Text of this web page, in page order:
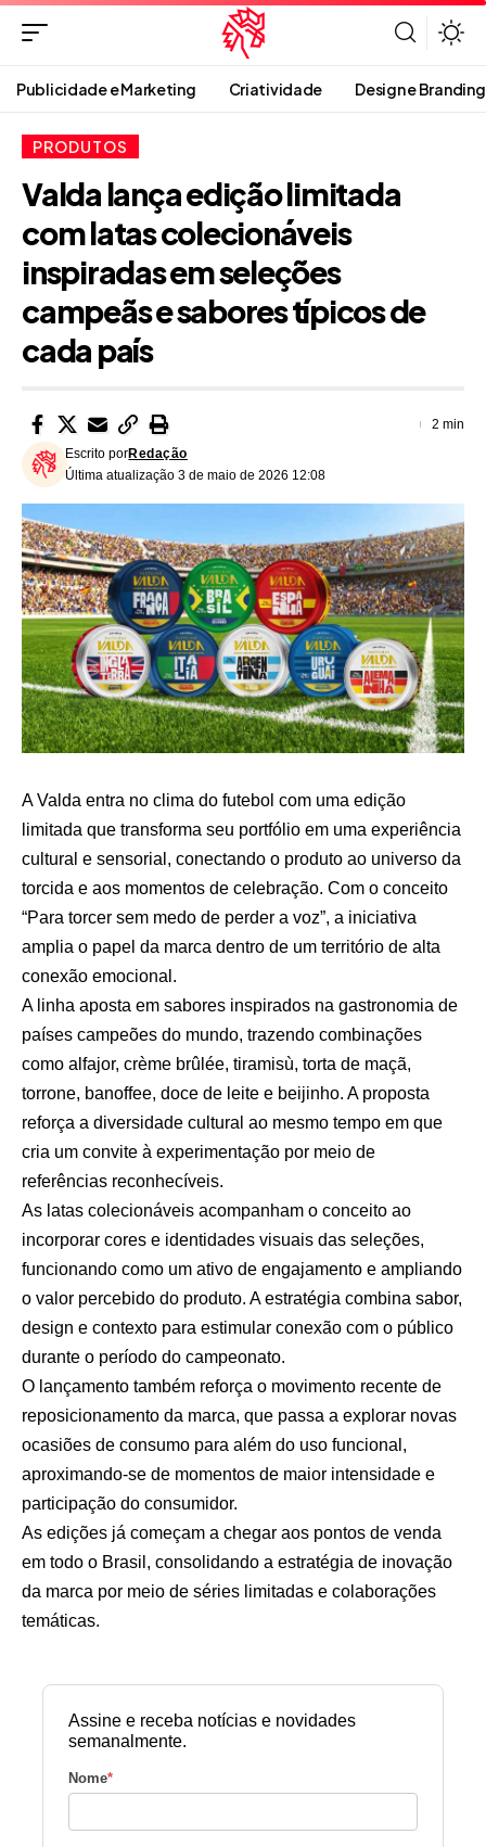
Publicidade e Marketing Criatividade Design e Branding
PRODUTOS
Valda lança edição limitada
com latas colecionáveis
inspiradas em seleções
campeãs e sabores típicos de
cada país
Última atualização 3 de maio de 2026 12:08
Escrito porRedação
2 min
A Valda entra no clima do futebol com uma edição
limitada que transforma seu portfólio em uma experiência
cultural e sensorial, conectando o produto ao universo da
torcida e aos momentos de celebração. Com o conceito
“Para torcer sem medo de perder a voz”, a iniciativa
amplia o papel da marca dentro de um território de alta
conexão emocional.
A linha aposta em sabores inspirados na gastronomia de
países campeões do mundo, trazendo combinações
como alfajor, crème brûlée, tiramisù, torta de maçã,
torrone, banoffee, doce de leite e beijinho. A proposta
reforça a diversidade cultural ao mesmo tempo em que
cria um convite à experimentação por meio de
referências reconhecíveis.
As latas colecionáveis acompanham o conceito ao
incorporar cores e identidades visuais das seleções,
funcionando como um ativo de engajamento e ampliando
o valor percebido do produto. A estratégia combina sabor,
design e contexto para estimular conexão com o público
durante o período do campeonato.
O lançamento também reforça o movimento recente de
reposicionamento da marca, que passa a explorar novas
ocasiões de consumo para além do uso funcional,
aproximando-se de momentos de maior intensidade e
participação do consumidor.
As edições já começam a chegar aos pontos de venda
em todo o Brasil, consolidando a estratégia de inovação
da marca por meio de séries limitadas e colaborações
temáticas.
Assine e receba notícias e novidades
semanalmente.
Nome*